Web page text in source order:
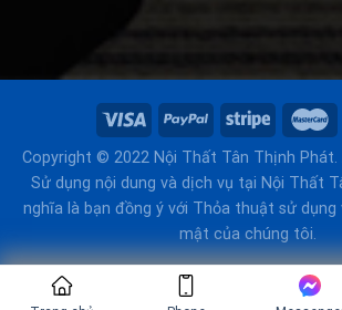
Copyright © 2022 Nội Thất Tân Thịnh Phát.
Sử dụng nội dung và dịch vụ tại Nội Thất
nghĩa là bạn đồng ý với Thỏa thuật sử dụng
mật của chúng tôi.